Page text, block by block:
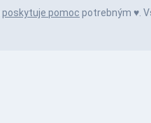
poskytuje pomoc potrebným ♥️.